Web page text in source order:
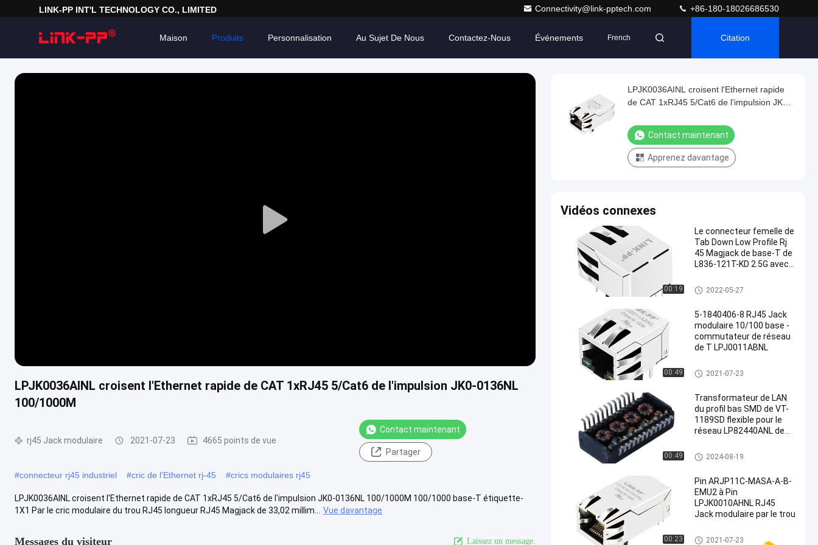
LINK-PP INT'L TECHNOLOGY CO., LIMITED Connectivity@link-pptech.com +86-180-18026686530
Maison Produits Au Sujet De Nous Contactez-Nous Événements
Personnalisation French Citation
Play
LPJK0036AINL croisent l'Ethernet rapide de CAT 1xRJ45 5/Cat6 de l'impulsion JK0-0136NL
100/1000M
rj45 Jack modulaire 2021-07-23 4665 points de vue
Contact maintenant
Partager
#connecteur rj45 industriel #cric de l'Ethernet rj-45 #crics modulaires rj45
LPJK0036AINL croisent l'Ethernet rapide de CAT 1xRJ45 5/Cat6 de l'impulsion JK0-0136NL 100/1000M 100/1000 base-T étiquette-
1X1 Par le cric modulaire du trou RJ45 longueur RJ45 Magjack de 33,02 millim...
Vue davantage
Messages du visiteur Laissez un message.
LPJK0036AINL croisent l'Ethernet rapide
de CAT 1xRJ45 5/Cat6 de l'impulsion JK0-
Contact maintenant
Apprenez davantage
Vidéos connexes
00:19
Le connecteur femelle de
Tab Down Low Profile Rj
45 Magjack de base-T de
L836-121T-KD 2.5G avec
RJ45 magnétique Jack
2022-05-27
00:49
5-1840406-8 RJ45 Jack
modulaire 10/100 base -
commutateur de réseau
de T LPJ0011ABNL
rj45 Jack modulaire
2021-07-23
00:49
Transformateur de LAN
du profil bas SMD de VT-
1189SD flexible pour le
réseau LP82440ANL de
Transformateurs magnétique
s discrets
2024-08-19
00:23
Pin ARJP11C-MASA-A-B-
EMU2 à Pin
LPJK0010AHNL RJ45
Jack modulaire par le trou
rj45 Jack modulaire
2021-07-23